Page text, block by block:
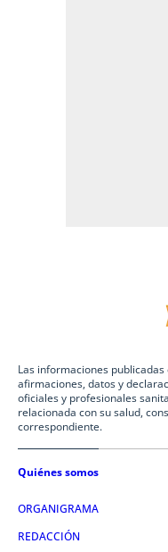
Las informaciones
afirmaciones, datos y
oficiales y profesionales
relacionada con su salud,
correspondiente.
Quiénes somos
ORGANIGRAMA
REDACCIÓN